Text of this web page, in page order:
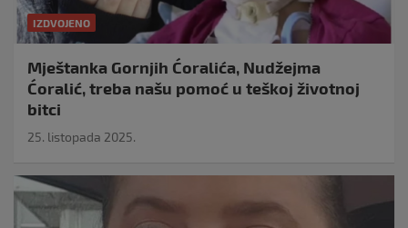
IZDVOJENO
Mještanka Gornjih Ćoralića, Nudžejma
Ćoralić, treba našu pomoć u teškoj životnoj
bitci
25. listopada 2025.